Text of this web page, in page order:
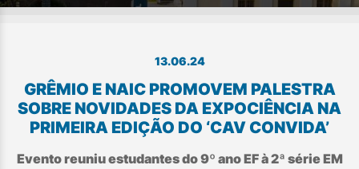
13.06.24
GRÊMIO E NAIC PROMOVEM PALESTRA
SOBRE NOVIDADES DA EXPOCIÊNCIA NA
PRIMEIRA EDIÇÃO DO ‘CAV CONVIDA’​
Evento reuniu estudantes do 9º ano EF à 2ª série EM